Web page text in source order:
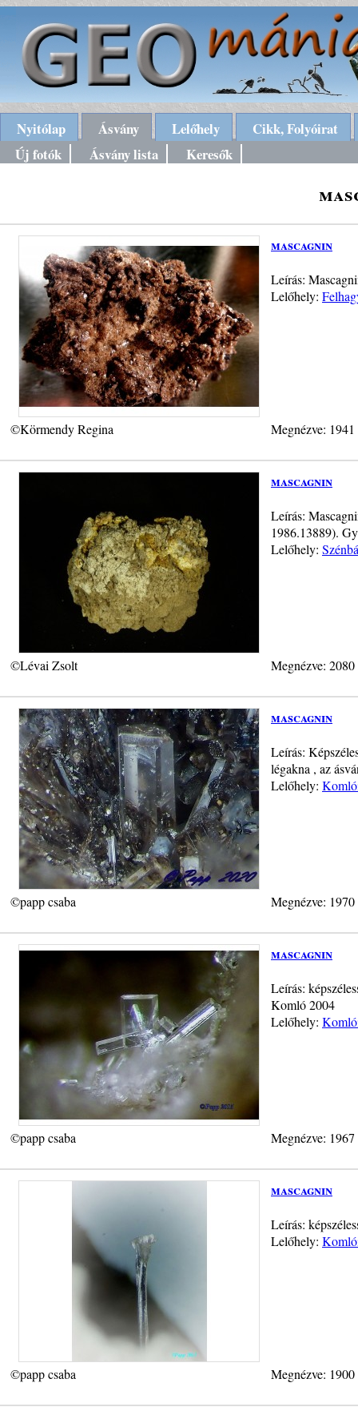
Nyitólap Ásvány Lelőhely
Cikk, Folyóirat
Új fotók
Ásvány lista Keresők
mascagnin
Leírás:
Lelőhely:
©Körmendy Regina Megnézve:
mascagnin
Leírás:
1986.13889).
Lelőhely:
©Lévai Zsolt Megnézve:
mascagnin
Leírás:
légakna , az
Lelőhely:
©papp csaba Megnézve:
mascagnin
Leírás:
Komló 2004
Lelőhely:
©papp csaba Megnézve:
mascagnin
Leírás:
Lelőhely:
©papp csaba Megnézve: